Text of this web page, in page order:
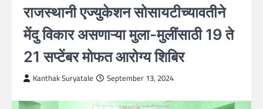
राजस्थानी एज्युकेशन सोसायटीच्यावतीने
मेंदु विकार असणाऱ्या मुला-मुलींसाठी 19 ते
21 सप्टेंबर मोफत आरोग्य शिबिर
Kanthak Suryatale September 13, 2024